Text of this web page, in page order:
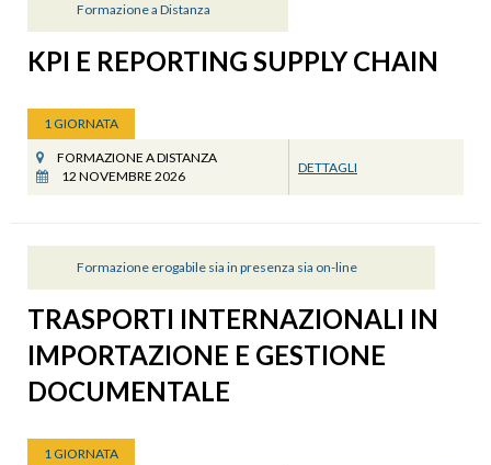
Formazione a Distanza
KPI E REPORTING SUPPLY CHAIN
1 GIORNATA
FORMAZIONE A DISTANZA
12 NOVEMBRE 2026
DETTAGLI
Formazione erogabile sia in presenza sia on-line
TRASPORTI INTERNAZIONALI IN
IMPORTAZIONE E GESTIONE
DOCUMENTALE
1 GIORNATA